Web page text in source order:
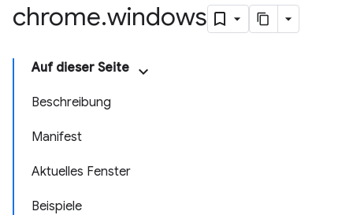
chrome.windows
Auf dieser Seite
Beschreibung
Manifest
Aktuelles Fenster
Beispiele